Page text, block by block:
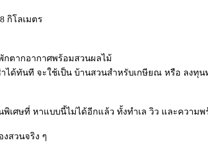
กิโลเมตร
กตากอากาศพร้อมสวนผลไม้
ได้ทันที จะใช้เป็น บ้านสวนสำหรับเกษียณ หรือ ลงทุ
เศษที่ หาแบบนี้ไม่ได้อีกแล้ว ทั้งทำเล วิว และความ
สวนจริง ๆ